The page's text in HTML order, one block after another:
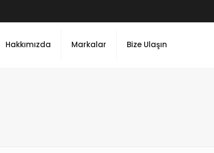
Hakkımızda Markalar Bize Ulaşın